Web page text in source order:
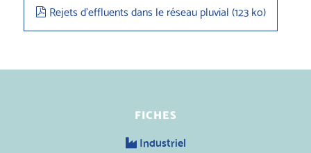
pdf
Rejets d'effluents dans le réseau pluvial(123 ko)
FICHES
Industriel